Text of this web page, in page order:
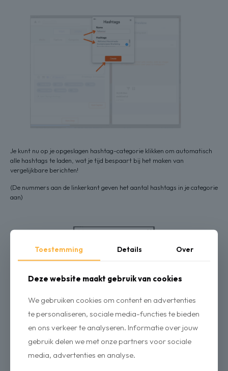
Je kunt nu op je opgeslagen hashtag-categorie klikken om automatisch
alle hashtags te laden, wat je tijd bespaart bij het maken van
vergelijkbare berichten!
(De nummers aan de linkerkant geven het aantal hashtags in je categorie
aan)
Gebruik je opgeslagen hashtag-categorieën om tijd te besparen bij
Toestemming Details Over
Deze website maakt gebruik van cookies
We gebruiken cookies om content en advertenties
te personaliseren, sociale media-functies te bieden
en ons verkeer te analyseren. Informatie over jouw
gebruik delen we met onze partners voor sociale
media, advertenties en analyse.